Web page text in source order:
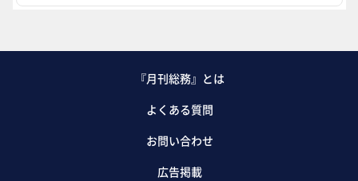
『月刊総務』とは
よくある質問
お問い合わせ
広告掲載